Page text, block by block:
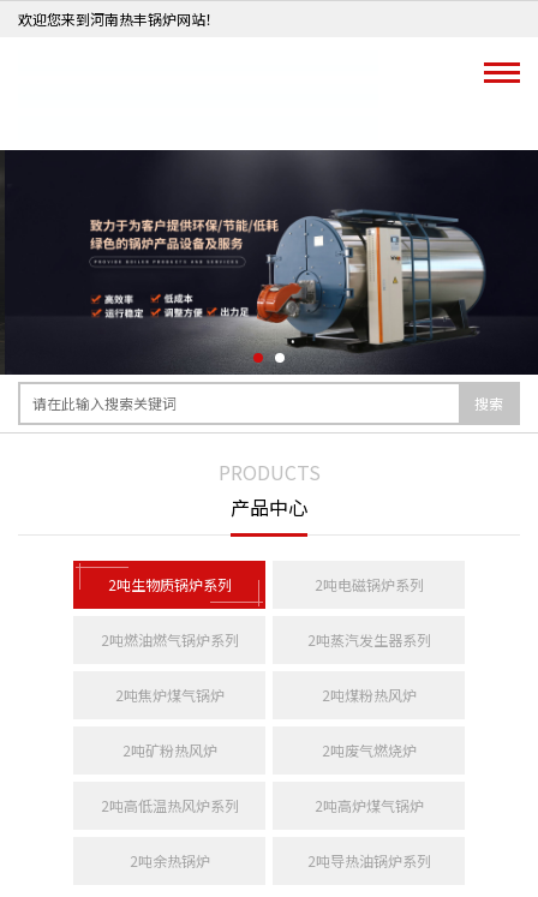
欢迎您来到河南热丰锅炉网站！
搜索
PRODUCTS
产品中心
2吨生物质锅炉系列 2吨电磁锅炉系列
2吨燃油燃气锅炉系列 2吨蒸汽发生器系列
2吨焦炉煤气锅炉 2吨煤粉热风炉
2吨矿粉热风炉 2吨废气燃烧炉
2吨高低温热风炉系列 2吨高炉煤气锅炉
2吨余热锅炉 2吨导热油锅炉系列